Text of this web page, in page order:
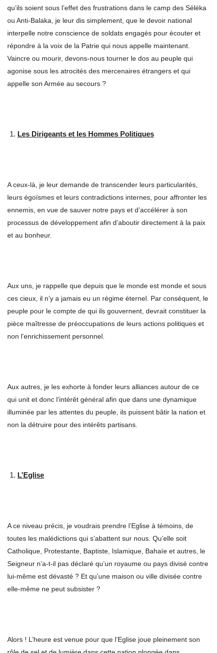
qu’ils soient sous l’effet des frustrations dans le camp des Séléka
ou Anti-Balaka, je leur dis simplement, que le devoir national
interpelle notre conscience de soldats engagés pour écouter et
répondre à la voix de la Patrie qui nous appelle maintenant.
Vaincre ou mourir, devons-nous tourner le dos au peuple qui
agonise sous les atrocités des mercenaires étrangers et qui
appelle son Armée au secours ?
Les Dirigeants et les Hommes Politiques
A ceux-là, je leur demande de transcender leurs particularités,
leurs égoïsmes et leurs contradictions internes, pour affronter les
ennemis, en vue de sauver notre pays et d’accélérer à son
processus de développement afin d’aboutir directement à la paix
et au bonheur.
Aux uns, je rappelle que depuis que le monde est monde et sous
ces cieux, il n’y a jamais eu un régime éternel. Par conséquent, le
peuple pour le compte de qui ils gouvernent, devrait constituer la
pièce maîtresse de préoccupations de leurs actions politiques et
non l’enrichissement personnel.
Aux autres, je les exhorte à fonder leurs alliances autour de ce
qui unit et donc l’intérêt général afin que dans une dynamique
illuminée par les attentes du peuple, ils puissent bâtir la nation et
non la détruire pour des intérêts partisans.
L’Eglise
A ce niveau précis, je voudrais prendre l’Eglise à témoins, de
toutes les malédictions qui s’abattent sur nous. Qu’elle soit
Catholique, Protestante, Baptiste, Islamique, Bahaïe et autres, le
Seigneur n’a-t-il pas déclaré qu’un royaume ou pays divisé contre
lui-même est dévasté ? Et qu’une maison ou ville divisée contre
elle-même ne peut subsister ?
Alors ! L’heure est venue pour que l’Eglise joue pleinement son